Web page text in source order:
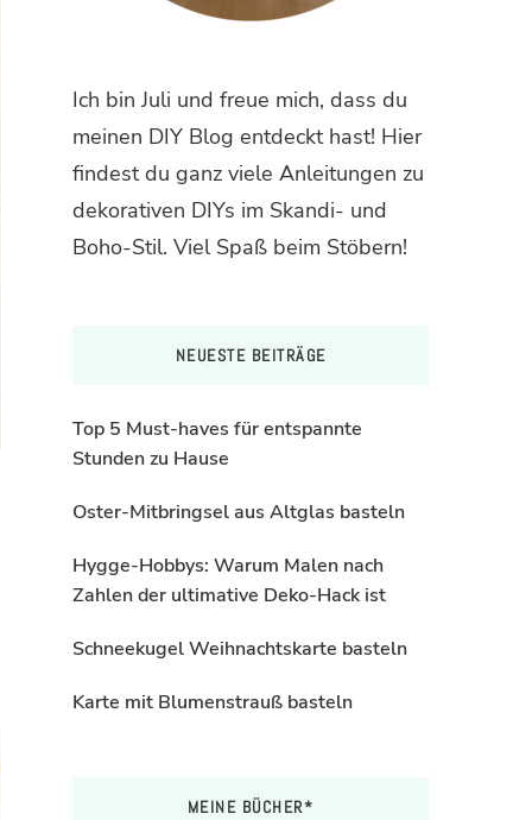
Ich bin Juli und freue mich, dass du
meinen DIY Blog entdeckt hast! Hier
findest du ganz viele Anleitungen zu
dekorativen DIYs im Skandi- und
Boho-Stil. Viel Spaß beim Stöbern!
NEUESTE BEITRÄGE
Top 5 Must-haves für entspannte
Stunden zu Hause
Oster-Mitbringsel aus Altglas basteln
Hygge-Hobbys: Warum Malen nach
Zahlen der ultimative Deko-Hack ist
Schneekugel Weihnachtskarte basteln
Karte mit Blumenstrauß basteln
MEINE BÜCHER*